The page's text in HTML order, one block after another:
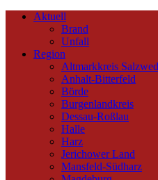
Aktuell
Brand
Unfall
Region
Altmarkkreis
Anhalt-Bitterfeld
Börde
Burgenlandkreis
Dessau-Roßlau
Halle
Harz
Jerichower Land
Mansfeld-Südharz